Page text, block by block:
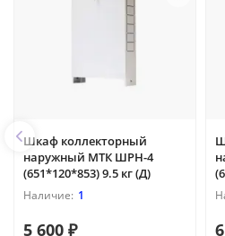
Шкаф коллекторный
наружный МТК ШРН-4
(651*120*853) 9.5 кг (Д)
1
5 600 ₽